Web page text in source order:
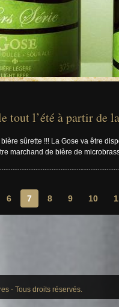
tout l’été à partir de
sûrette !!! La Gose va être
marchand de bière de
6 7 8 9 10
- Tous droits réservés.